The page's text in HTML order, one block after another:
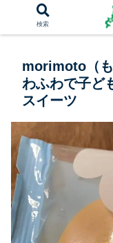
morimoto（
わふわで子ど
スイーツ
検索